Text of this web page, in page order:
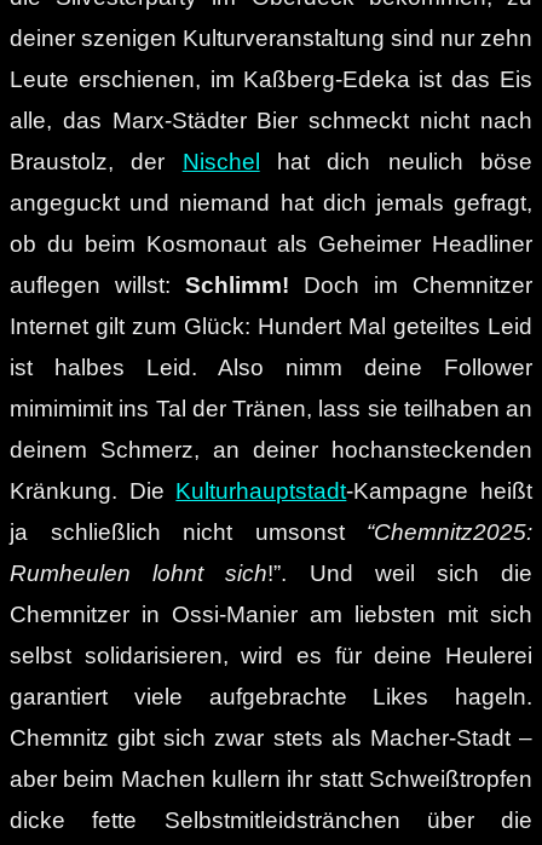
deiner szenigen Kulturveranstaltung sind nur zehn
Leute erschienen, im Kaßberg-Edeka ist das Eis
alle, das Marx-Städter Bier schmeckt nicht nach
Braustolz, der Nischel hat dich neulich böse
angeguckt und niemand hat dich jemals gefragt,
ob du beim Kosmonaut als Geheimer Headliner
auflegen willst: Schlimm! Doch im Chemnitzer
Internet gilt zum Glück: Hundert Mal geteiltes Leid
ist halbes Leid. Also nimm deine Follower
mimimimit ins Tal der Tränen, lass sie teilhaben an
deinem Schmerz, an deiner hochansteckenden
Kränkung. Die Kulturhauptstadt-Kampagne heißt
ja schließlich nicht umsonst “Chemnitz2025:
Rumheulen lohnt sich!”. Und weil sich die
Chemnitzer in Ossi-Manier am liebsten mit sich
selbst solidarisieren, wird es für deine Heulerei
garantiert viele aufgebrachte Likes hageln.
Chemnitz gibt sich zwar stets als Macher-Stadt –
aber beim Machen kullern ihr statt Schweißtropfen
dicke fette Selbstmitleidstränchen über die